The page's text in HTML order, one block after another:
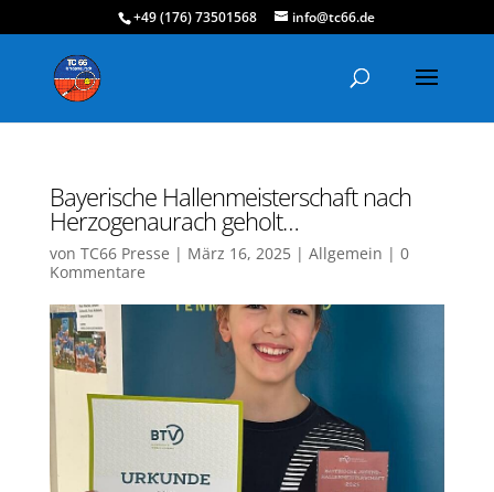
+49 (176) 73501568 info@tc66.de
Bayerische Hallenmeisterschaft nach
Herzogenaurach geholt…
von TC66 Presse | März 16, 2025| Allgemein | 0
Kommentare